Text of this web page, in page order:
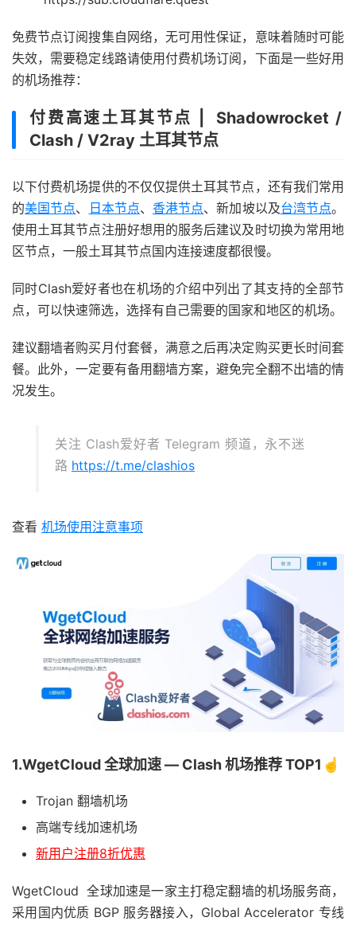
免费节点订阅搜集自网络，无可用性保证，意味着随时可能
失效，需要稳定线路请使用付费机场订阅，下面是一些好用
的机场推荐：
付费高速土耳其节点 | Shadowrocket /
Clash / V2ray 土耳其节点
以下付费机场提供的不仅仅提供土耳其节点，还有我们常用
的美国节点、 日本节点、 香港节点、新加坡以及台湾节点。
使用土耳其节点注册好想用的服务后建议及时切换为常用地
区节点，一般土耳其节点国内连接速度都很慢。
同时Clash爱好者也在机场的介绍中列出了其支持的全部节
点，可以快速筛选，选择有自己需要的国家和地区的机场。
建议翻墙者购买月付套餐，满意之后再决定购买更长时间套
餐。此外，一定要有备用翻墙方案，避免完全翻不出墙的情
况发生。
关注 Clash爱好者 Telegram 频道，永不迷
路 https://t.me/clashios
查看 机场使用注意事项
1.WgetCloud 全球加速 — Clash 机场推荐 TOP1☝️
Trojan 翻墙机场
高端专线加速机场
新用户注册8折优惠
WgetCloud 全球加速是一家主打稳定翻墙的机场服务商，
采用国内优质 BGP 服务器接入，Global Accelerator 专线